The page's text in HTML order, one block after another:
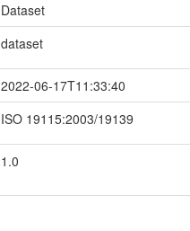
Dataset
dataset
2022-06-17T11:33:40
ISO 19115:2003/19139
1.0